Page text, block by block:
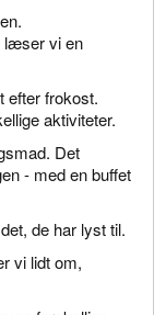
læser vi en
efter frokost.
aktiviteter.
Det
- med en buffet
de har lyst til.
vi lidt om,